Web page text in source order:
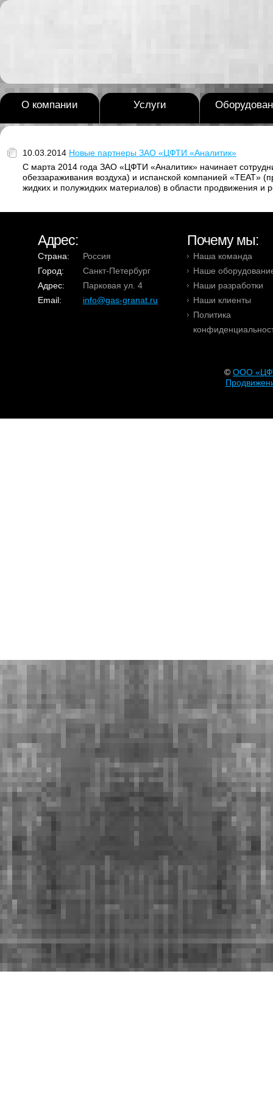
О компании Услуги
10.03.2014 Новые партнеры ЗАО «ЦФТИ «Аналитик»
С марта 2014 года ЗАО «ЦФТИ «Аналитик» начинает
обеззараживания воздуха) и испанской компанией «TEAT»
жидких и полужидких материалов) в области продвижения и
Адрес:
Страна:
Россия
Город:
Санкт-Петербург
Адрес:
Парковая ул. 4
Email:
info@gas-granat.ru
Почему мы:
Наша команда
Наше
Наши разработки
Наши клиенты
Политика
© OOO